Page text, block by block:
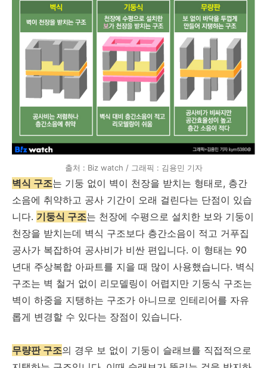
출처 : Biz watch / 그래픽 : 김용민 기자
벽식 구조는 기둥 없이 벽이 천장을 받치는 형태로, 층간
소음에 취약하고 공사 기간이 오래 걸린다는 단점이 있습
니다. 기둥식 구조는 천장에 수평으로 설치한 보와 기둥이
천장을 받치는데 벽식 구조보다 층간소음이 적고 거푸집
공사가 복잡하여 공사비가 비싼 편입니다. 이 형태는 90
년대 주상복합 아파트를 지을 때 많이 사용했습니다. 벽식
구조는 벽 철거 없이 리모델링이 어렵지만 기둥식 구조는
벽이 하중을 지탱하는 구조가 아니므로 인테리어를 자유
롭게 변경할 수 있다는 장점이 있습니다.
무량판 구조의 경우 보 없이 기둥이 슬래브를 직접적으로